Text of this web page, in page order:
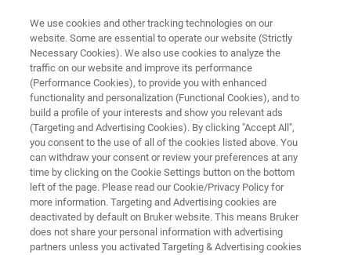
RÖNTGENFLUORESZENZANALYSE (RFA)
S2 POLAR
Energiedispersive Röntgenfluoreszenz (EDRFA)
für die Petrochemieindustrie
We use cookies and other tracking technologies on our
website. Some are essential to operate our website (Strictly
Necessary Cookies). We also use cookies to analyze the
traffic on our website and improve its performance
(Performance Cookies), to provide you with enhanced
functionality and personalization (Functional Cookies), and to
build a profile of your interests and show you relevant ads
(Targeting and Advertising Cookies). By clicking "Accept All",
you consent to the use of all of the cookies listed above. You
can withdraw your consent or review your preferences at any
time by clicking on the Cookie Settings button on the bottom
left of the page. Please read our Cookie/Privacy Policy for
more information. Targeting and Advertising cookies are
deactivated by default on Bruker website. This means Bruker
does not share your personal information with advertising
partners unless you activated Targeting & Advertising cookies